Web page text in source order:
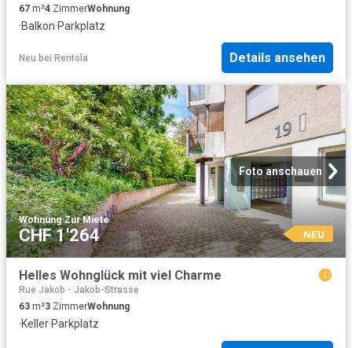
67 m²4 ZimmerWohnung
·Balkon·Parkplatz
Neu bei Rentola Details ansehen
Foto anschauen
Wohnung·Zur Miete
CHF 1'264 NEU
Helles Wohnglück mit viel Charme
Rue Jakob - Jakob-Strasse
63 m²3 ZimmerWohnung
·Keller·Parkplatz